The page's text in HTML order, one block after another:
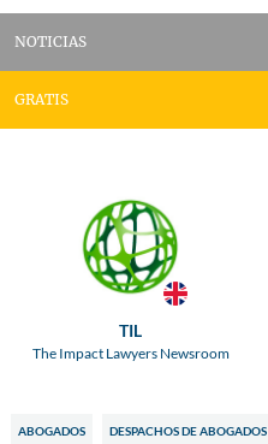
NOTICIAS
GRATIS
TIL
The Impact Lawyers Newsroom
ABOGADOS DESPACHOS DE ABOGADOS